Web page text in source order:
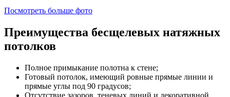
Посмотреть больше фото
Преимущества бесщелевых натяжных
потолков
Полное примыкание полотна к стене;
Готовый потолок, имеющий ровные прямые линии и
прямые углы под 90 градусов;
Отсутствие зазоров, теневых линий и декоративной